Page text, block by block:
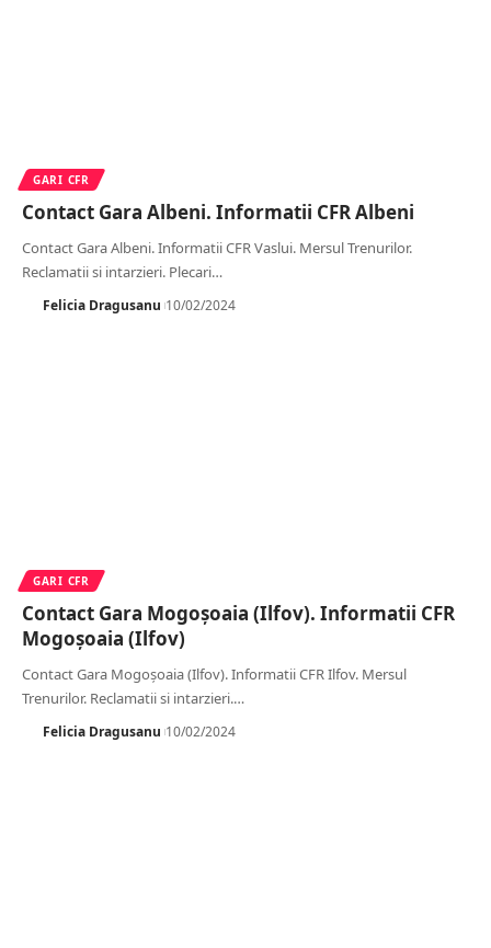
GARI CFR
Contact Gara Albeni. Informatii CFR Albeni
Contact Gara Albeni. Informatii CFR Vaslui. Mersul Trenurilor.
Reclamatii si intarzieri. Plecari…
Felicia Dragusanu 10/02/2024
GARI CFR
Contact Gara Mogoșoaia (Ilfov). Informatii CFR
Mogoșoaia (Ilfov)
Contact Gara Mogoșoaia (Ilfov). Informatii CFR Ilfov. Mersul
Trenurilor. Reclamatii si intarzieri.…
Felicia Dragusanu 10/02/2024